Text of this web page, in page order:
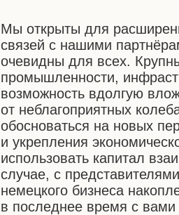
Мы открыты для
связей с нашими
очевидны для всех.
промышленности,
возможность вдолгую
от неблагоприятных
обосноваться на новых
и укрепления
использовать капитал
случае, с
немецкого бизнеса
в последнее время с